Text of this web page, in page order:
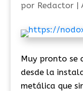
por Redactor|
Muy pronto se
desde la
metálica que